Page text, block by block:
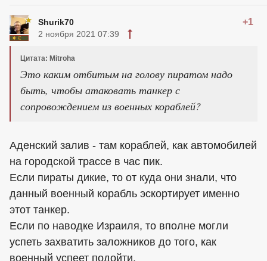
Shurik70 +1
2 ноября 2021 07:39
Цитата: Mitroha
Это каким отбитым на голову пиратом надо
быть, чтобы атаковать танкер с
сопровождением из военных кораблей?
Аденский залив - там кораблей, как автомобилей
на городской трассе в час пик.
Если пираты дикие, то от куда они знали, что
данный военный корабль эскортирует именно
этот танкер.
Если по наводке Израиля, то вполне могли
успеть захватить заложников до того, как
военный успеет подойти.